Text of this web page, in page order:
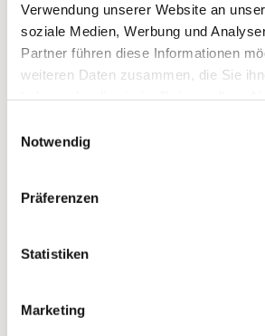
Verwendung unserer Website an
soziale Medien, Werbung und
Partner führen diese Informationen
weiteren Daten zusammen, die Sie
Notwendig
Präferenzen
Statistiken
Marketing